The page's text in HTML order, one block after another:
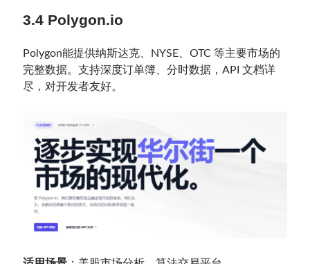
3.4 Polygon.io
Polygon能提供纳斯达克、NYSE、OTC 等主要市场的
完整数据。支持深度订单簿、分时数据，API 文档详
尽，对开发者友好。